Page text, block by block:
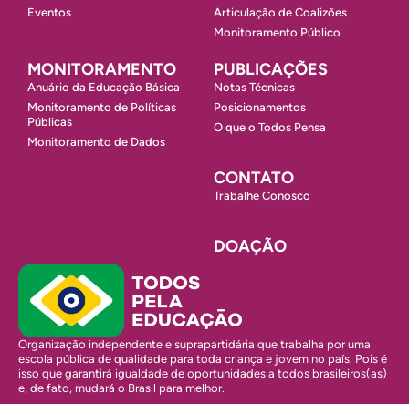
Eventos
Articulação de Coalizões
Monitoramento Público
MONITORAMENTO
Anuário da Educação Básica
Monitoramento de Políticas
Públicas
Monitoramento de Dados
PUBLICAÇÕES
Notas Técnicas
Posicionamentos
O que o Todos Pensa
CONTATO
Trabalhe Conosco
DOAÇÃO
Organização independente e suprapartidária que trabalha por uma
escola pública de qualidade para toda criança e jovem no país. Pois é
isso que garantirá igualdade de oportunidades a todos brasileiros(as)
e, de fato, mudará o Brasil para melhor.